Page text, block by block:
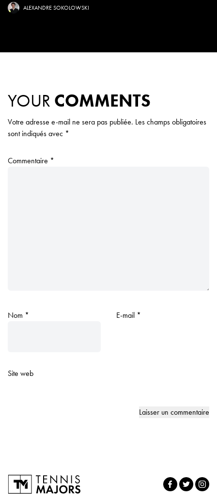
ALEXANDRE SOKOLOWSKI
YOUR COMMENTS
Votre adresse e-mail ne sera pas publiée. Les champs obligatoires
sont indiqués avec *
Commentaire *
Nom * E-mail *
Site web